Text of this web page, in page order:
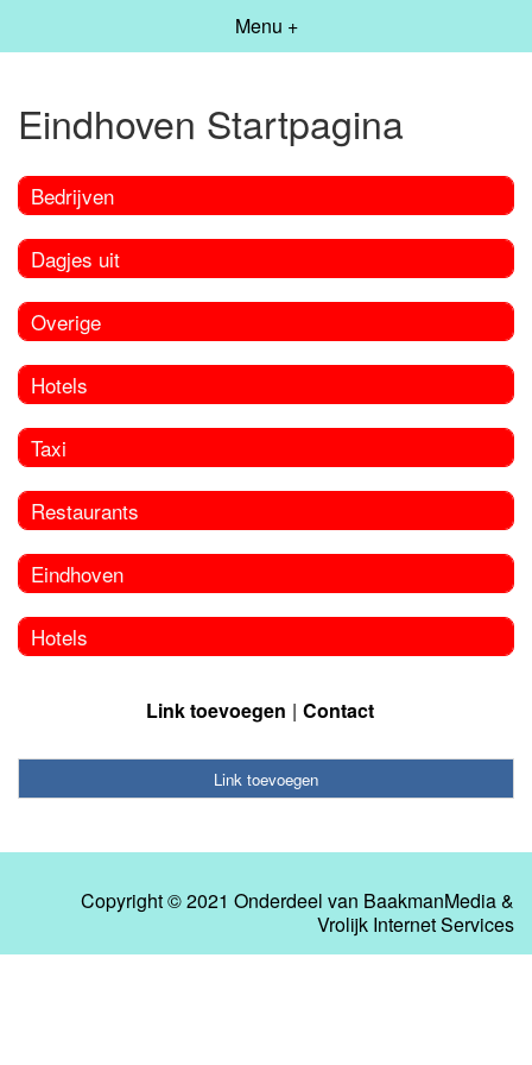
Menu +
Eindhoven Startpagina
Bedrijven
Dagjes uit
Overige
Hotels
Taxi
Restaurants
Eindhoven
Hotels
Link toevoegen Contact
Link toevoegen
Copyright © 2021 Onderdeel van BaakmanMedia&
Vrolijk Internet Services